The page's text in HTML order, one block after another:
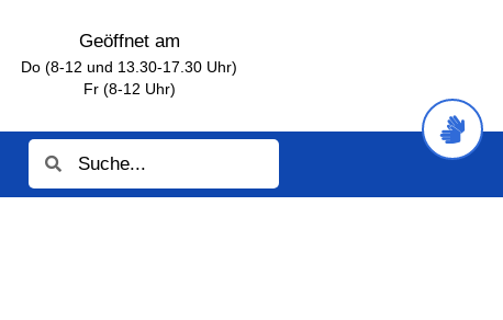
Geöffnet am
Do (8-12 und 13.30-17.30 Uhr)
Fr (8-12 Uhr)